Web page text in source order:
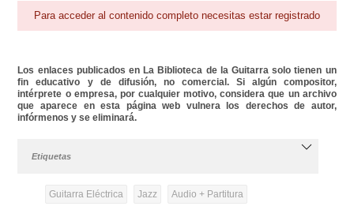
Para acceder al contenido completo necesitas estar registrado
Los enlaces publicados en La Biblioteca de la Guitarra solo tienen un
fin educativo y de difusión, no comercial. Si algún compositor,
intérprete o empresa, por cualquier motivo, considera que un archivo
que aparece en esta página web vulnera los derechos de autor,
infórmenos y se eliminará.
Etiquetas
Guitarra Eléctrica Jazz Audio + Partitura